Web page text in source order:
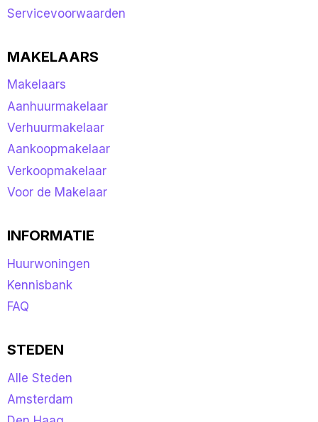
Servicevoorwaarden
MAKELAARS
Makelaars
Aanhuurmakelaar
Verhuurmakelaar
Aankoopmakelaar
Verkoopmakelaar
Voor de Makelaar
INFORMATIE
Huurwoningen
Kennisbank
FAQ
STEDEN
Alle Steden
Amsterdam